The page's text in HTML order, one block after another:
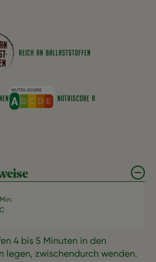
REICH AN BALLASTSTOFFEN
NUTRISCORE A
4 bis 5 Minuten in den
legen, zwischendurch wenden.